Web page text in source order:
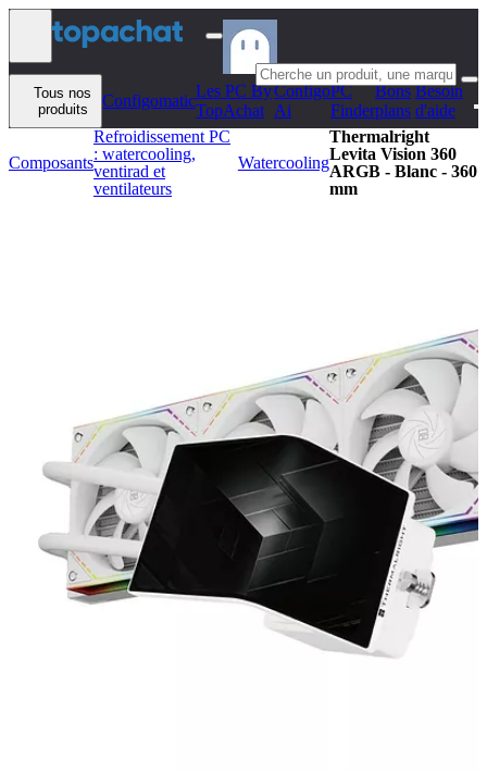
Aller au contenu
Tous nos
produits
Configomatic
Les PC By
TopAchat
Configo
Ai
PC
Finder
Bons
plans
Besoin
d'aide
Composants
Refroidissement PC
: watercooling,
ventirad et
ventilateurs
Watercooling
Thermalright
Levita Vision 360
ARGB - Blanc - 360
mm